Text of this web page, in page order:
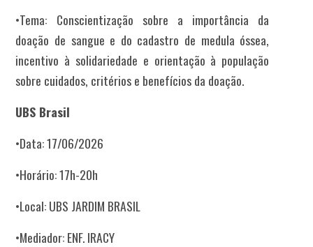
•Tema: Conscientização sobre a importância da
doação de sangue e do cadastro de medula óssea,
incentivo à solidariedade e orientação à população
sobre cuidados, critérios e benefícios da doação.
UBS Brasil
•Data: 17/06/2026
•Horário: 17h-20h
•Local: UBS JARDIM BRASIL
•Mediador: ENF. IRACY